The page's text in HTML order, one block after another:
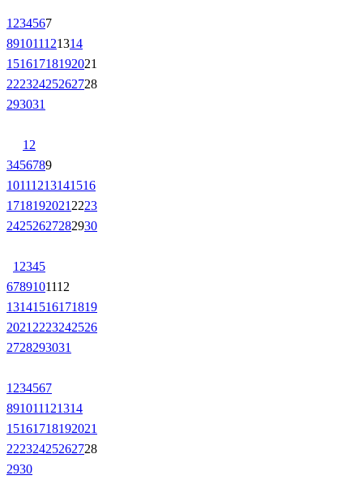
1 234567
891011121314
15161718192021
22232425262728
293031
1 2
3456789
10111213141516
1718192021 2223
24252627282930
1 2345
6789101112
13141516171819
2021 2223242526
2728293031
1 234567
891011121314
15161718192021
22232425262728
2930